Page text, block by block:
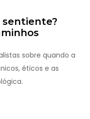
sentiente?
sobre quando a
éticos e as